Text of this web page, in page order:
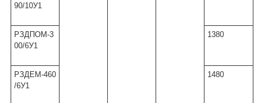
90/10У1
РЗДПОМ-3
00/6У1
1380
РЗДЕМ-460
/6У1
1480